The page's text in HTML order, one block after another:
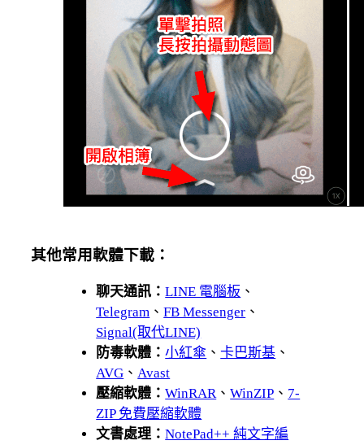
其他常用軟體下載：
聊天通訊：LINE 電腦板 、
Telegram 、FB Messenger 、
Signal(取代LINE)
防毒軟體：小紅傘 、卡巴斯基 、
AVG 、 Avast
壓縮軟體：WinRAR 、WinZIP 、 7-
ZIP 免費壓縮軟體
文書處理：NotePad++ 純文字編